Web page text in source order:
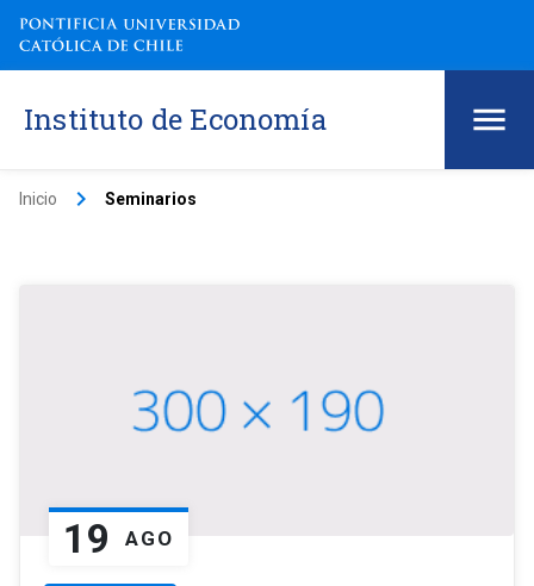
Instituto de Economía
Inicio keyboard_arrow_right Seminarios
19 AGO